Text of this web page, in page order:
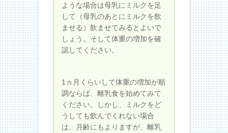
ような場合は母乳にミルクを足
して（母乳のあとにミルクを飲
ませる）飲ませてみるとよいで
しょう。そして体重の増加を確
認してください。
1ヵ月くらいして体重の増加が順
調ならば、離乳食を始めてみて
ください。しかし、ミルクをど
うしても飲んでくれない場合
は、月齢にもよりますが、離乳